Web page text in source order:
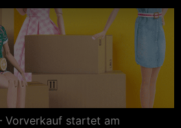
Vorverkauf startet am